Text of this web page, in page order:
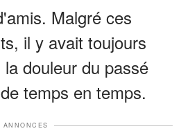
Malgré ces
il y avait toujours
douleur du passé
temps en temps.
ANNONCES